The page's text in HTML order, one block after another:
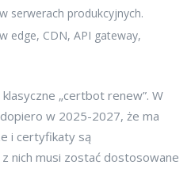
serwerach produkcyjnych.
edge, CDN, API gateway,
„certbot renew”. W
w 2025-2027, że ma
i certyfikaty są
nich musi zostać dostosowane